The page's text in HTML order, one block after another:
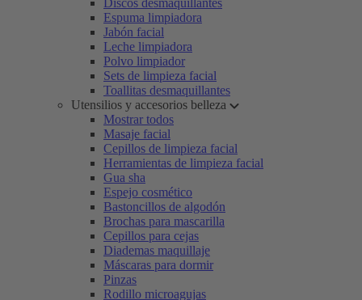
Discos desmaquillantes
Espuma limpiadora
Jabón facial
Leche limpiadora
Polvo limpiador
Sets de limpieza facial
Toallitas desmaquillantes
Utensilios y accesorios belleza
Mostrar todos
Masaje facial
Cepillos de limpieza facial
Herramientas de limpieza facial
Gua sha
Espejo cosmético
Bastoncillos de algodón
Brochas para mascarilla
Cepillos para cejas
Diademas maquillaje
Máscaras para dormir
Pinzas
Rodillo microagujas